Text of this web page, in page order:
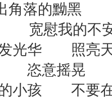
落的黝黑
慰我的不
光华 照亮
意摇晃 周
小孩 不要